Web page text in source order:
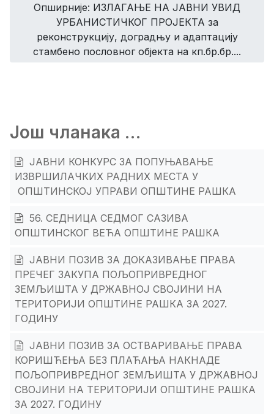
Опширније: ИЗЛАГАЊЕ НА ЈАВНИ УВИД
УРБАНИСТИЧКОГ ПРОЈЕКТА за
реконструкцију, доградњу и адаптацију
стамбено пословног објекта на кп.бр.бр....
Још чланака …
ЈАВНИ КОНКУРС ЗА ПОПУЊАВАЊЕ
ИЗВРШИЛАЧКИХ РАДНИХ МЕСТА У
ОПШТИНСКОЈ УПРАВИ ОПШТИНЕ РАШКА
56. СЕДНИЦА СЕДМОГ САЗИВА
ОПШТИНСКОГ ВЕЋА ОПШТИНЕ РАШКА
ЈАВНИ ПОЗИВ ЗА ДОКАЗИВАЊЕ ПРАВА
ПРЕЧЕГ ЗАКУПА ПОЉОПРИВРЕДНОГ
ЗЕМЉИШТА У ДРЖАВНОЈ СВОЈИНИ НА
ТЕРИТОРИЈИ ОПШТИНЕ РАШКА ЗА 2027.
ГОДИНУ
ЈАВНИ ПОЗИВ ЗА ОСТВАРИВАЊЕ ПРАВА
КОРИШЋЕЊА БЕЗ ПЛАЋАЊА НАКНАДЕ
ПОЉОПРИВРЕДНОГ ЗЕМЉИШТА У ДРЖАВНОЈ
СВОЈИНИ НА ТЕРИТОРИЈИ ОПШТИНЕ РАШКА
ЗА 2027. ГОДИНУ